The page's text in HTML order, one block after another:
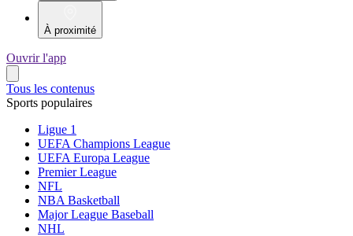
À proximité
Ouvrir l'app
Tous les contenus
Sports populaires
Ligue 1
UEFA Champions League
UEFA Europa League
Premier League
NFL
NBA Basketball
Major League Baseball
NHL